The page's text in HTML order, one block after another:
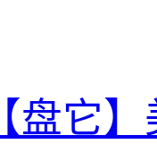
【盘它